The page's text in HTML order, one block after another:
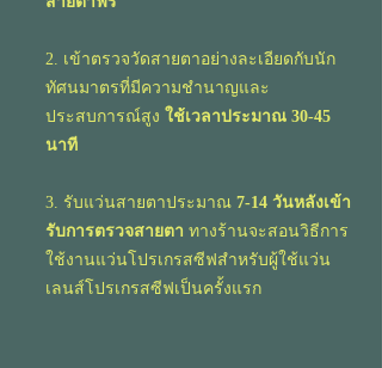
2. เข้าตรวจวัดสายตาอย่างละเอียดกับนัก
ทัศนมาตรที่มีความชำนาญและ
ประสบการณ์สูง ใช้เวลาประมาณ 30-45
นาที
3. รับแว่นสายตาประมาณ 7-14 วันหลังเข้า
รับการตรวจสายตา ทางร้านจะสอนวิธีการ
ใช้งานแว่นโปรเกรสซีฟสำหรับผู้ใช้แว่น
เลนส์โปรเกรสซีฟเป็นครั้งแรก